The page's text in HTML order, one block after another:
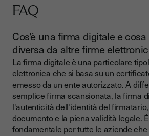
FAQ
Cos'è una firma digitale e
diversa da altre firme
La firma digitale è una particolare
elettronica che si basa su un
emesso da un ente autorizzato. A
semplice firma scansionata, la firma
l'autenticità dell’identità del
documento e la piena validità legale.
fondamentale per tutte le aziende